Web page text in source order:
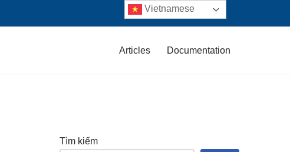
Articles Documentation
Tìm kiếm
Vietnamese